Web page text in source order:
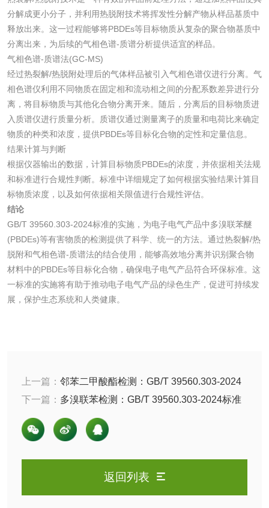
分解成更小分子，并利用热脱附技术将挥发性分解产物从样品基质中
释放出来。这一过程能够将PBDEs等目标物质从复杂的聚合物基质中
分离出来，为后续的气相色谱-质谱分析提供适宜的样品。
气相色谱-质谱法(GC-MS)
经过热裂解/热脱附处理后的气体样品被引入气相色谱仪进行分离。气
相色谱仪利用不同物质在固定相和流动相之间的分配系数差异进行分
离，将目标物质与其他化合物分离开来。随后，分离后的目标物质进
入质谱仪进行质量分析。质谱仪通过测量离子的质量和电荷比来确定
物质的种类和浓度，提供PBDEs等目标化合物的定性和定量信息。
结果计算与判断
根据仪器输出的数据，计算目标物质PBDEs的浓度，并依据相关法规
和标准进行合规性判断。标准中详细规定了如何根据实验结果计算目
标物质浓度，以及如何依据相关限值进行合规性评估。
结论
GB/T 39560.303-2024标准的实施，为电子电气产品中多溴联苯醚
(PBDEs)等有害物质的检测提供了科学、统一的方法。通过热裂解/热
脱附和气相色谱-质谱法的结合使用，能够高效地分离并识别聚合物
材料中的PBDEs等目标化合物，确保电子电气产品符合环保标准。这
一标准的实施将有助于推动电子电气产品的绿色生产，促进可持续发
展，保护生态系统和人类健康。
上一篇： 邻苯二甲酸酯检测：GB/T 39560.303-2024
标准
下一篇： 多溴联苯检测：GB/T 39560.303-2024标准
返回列表
活性炭
活性炭检测
测
脱硫脱硝活性炭检
测
煤质活性炭检测
电厂水处理活性炭 木质活性炭检测
木质净水用活性炭
检测
农药肥料
化肥检测 微生物菌剂检测
有机肥检测
乳酸钠检测 消泡剂检测
化工助剂检测
化工原料检测